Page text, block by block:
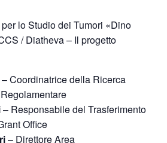
lo Studio dei Tumori «Dino
/ Diatheva – Il progetto
– Coordinatrice della Ricerca
– Responsabile del Trasferimento
Office
– Direttore Area